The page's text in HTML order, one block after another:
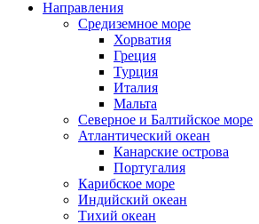
Направления
Средиземное море
Хорватия
Греция
Турция
Италия
Мальта
Северное и Балтийское море
Атлантический океан
Канарские острова
Португалия
Карибское море
Индийский океан
Тихий океан